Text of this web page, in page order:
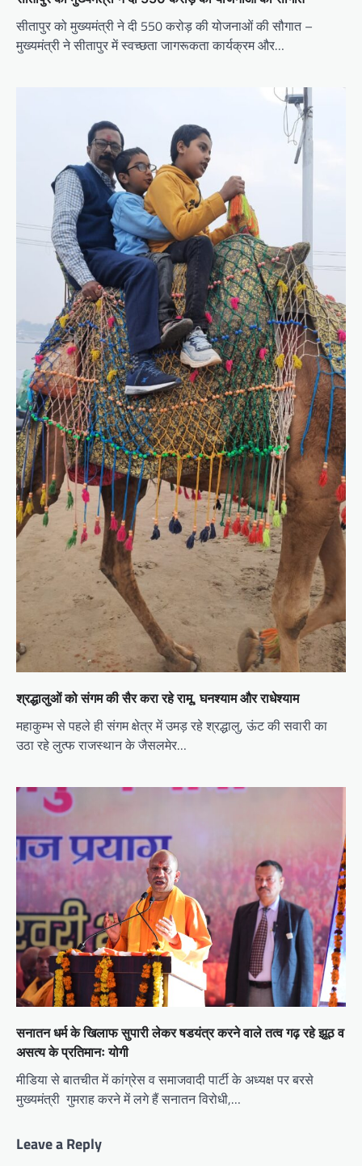
सीतापुर को मुख्यमंत्री ने दी 550 करोड़ की योजनाओं की सौगात –
मुख्यमंत्री ने सीतापुर में स्वच्छता जागरूकता कार्यक्रम और…
श्रद्धालुओं को संगम की सैर करा रहे रामू, घनश्याम और राधेश्याम
महाकुम्भ से पहले ही संगम क्षेत्र में उमड़ रहे श्रद्धालु, ऊंट की सवारी का
उठा रहे लुत्फ राजस्थान के जैसलमेर…
सनातन धर्म के खिलाफ सुपारी लेकर षडयंत्र करने वाले तत्व गढ़ रहे झूठ व
असत्य के प्रतिमानः योगी
मीडिया से बातचीत में कांग्रेस व समाजवादी पार्टी के अध्यक्ष पर बरसे
मुख्यमंत्री गुमराह करने में लगे हैं सनातन विरोधी,…
Leave a Reply